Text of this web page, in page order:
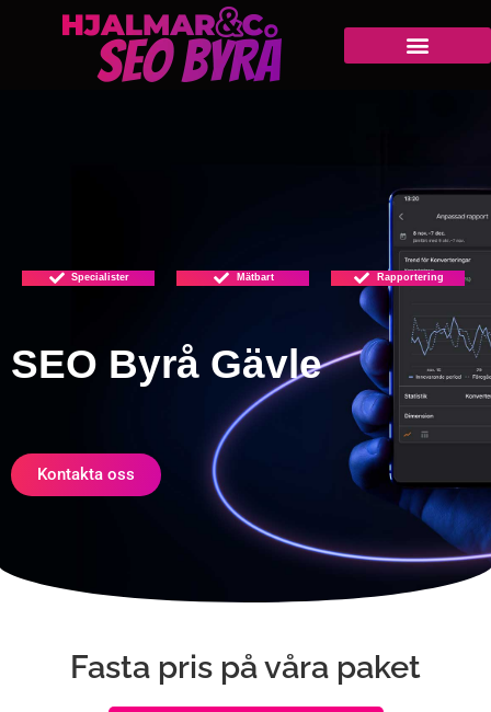
Specialister Mätbart Rapportering
SEO Byrå Gävle
Kontakta oss
Fasta pris på våra paket